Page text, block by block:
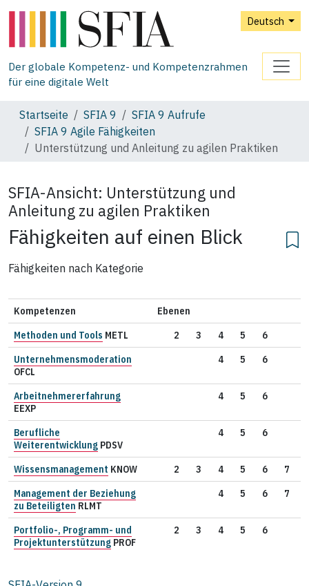
Deutsch
Der globale Kompetenz- und Kompetenzrahmen
für eine digitale Welt
Startseite SFIA 9
SFIA 9 Aufrufe
SFIA 9 Agile Fähigkeiten
Unterstützung und Anleitung zu agilen Praktiken
SFIA-Ansicht: Unterstützung und
Anleitung zu agilen Praktiken
Fähigkeiten auf einen Blick
Fähigkeiten nach Kategorie
Kompetenzen
Ebenen
Methoden und Tools METL 2 3 4 5
6
Unternehmensmoderation
OFCL
4 5 6
Arbeitnehmererfahrung
EEXP
4 5 6
Berufliche
Weiterentwicklung PDSV
4 5 6
Wissensmanagement KNOW 2 3 4 5 6
7
Management der Beziehung
zu Beteiligten RLMT
4 5 6 7
Portfolio-, Programm- und
Projektunterstützung PROF
2 3 4 5 6